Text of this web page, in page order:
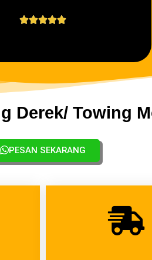

Derek/ Towing
PESAN SEKARANG